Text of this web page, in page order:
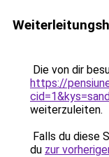
Die von dir
https://
weiterzuleiten.
Falls du diese
du zur